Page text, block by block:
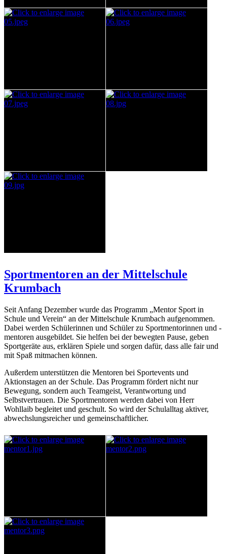
Sportmentoren an der Mittelschule
Krumbach
Seit Anfang Dezember wurde das Programm „Mentor Sport in
Schule und Verein“ an der Mittelschule Krumbach aufgenommen.
Dabei werden Schülerinnen und Schüler zu Sportmentorinnen und -
mentoren ausgebildet. Sie helfen bei der bewegten Pause, geben
Sportgeräte aus, erklären Spiele und sorgen dafür, dass alle fair und
mit Spaß mitmachen können.
Außerdem unterstützen die Mentoren bei Sportevents und
Aktionstagen an der Schule. Das Programm fördert nicht nur
Bewegung, sondern auch Teamgeist, Verantwortung und
Selbstvertrauen. Die Sportmentoren werden dabei von Herr
Wohllaib begleitet und geschult. So wird der Schulalltag aktiver,
abwechslungsreicher und gemeinschaftlicher.